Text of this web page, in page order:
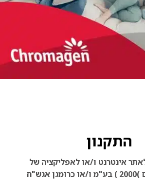
התקנון
אינטרנט ו/או לאפליקציה של
)
בע"מ ו/או כרומגן אגש"ח